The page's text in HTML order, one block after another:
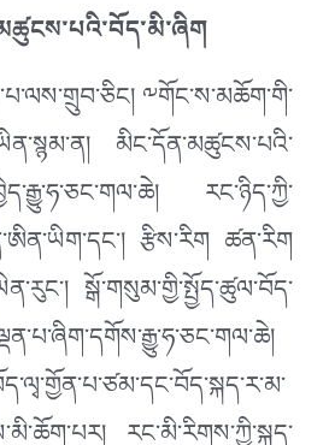
༸གོང་ས་མཆོག་གི་
མིང་དོན་མཚུངས་པའི་
རང་ཉིད་ཀྱི་
རྩིས་རིག ཚན་རིག
སྒོ་གསུམ་གྱི་སྤྱོད་ཚུལ་བོད་